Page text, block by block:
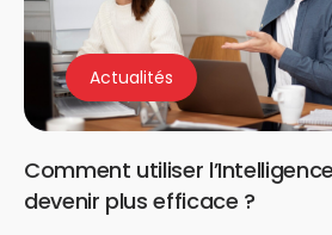
Comment utiliser
devenir plus efficace ?
Actualités